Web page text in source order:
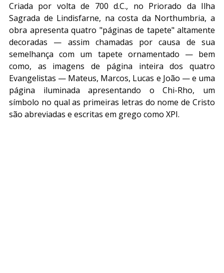
Criada por volta de 700 d.C., no Priorado da Ilha
Sagrada de Lindisfarne, na costa da Northumbria, a
obra apresenta quatro "páginas de tapete" altamente
decoradas — assim chamadas por causa de sua
semelhança com um tapete ornamentado — bem
como, as imagens de página inteira dos quatro
Evangelistas — Mateus, Marcos, Lucas e João — e uma
página iluminada apresentando o Chi-Rho, um
símbolo no qual as primeiras letras do nome de Cristo
são abreviadas e escritas em grego como XPI.